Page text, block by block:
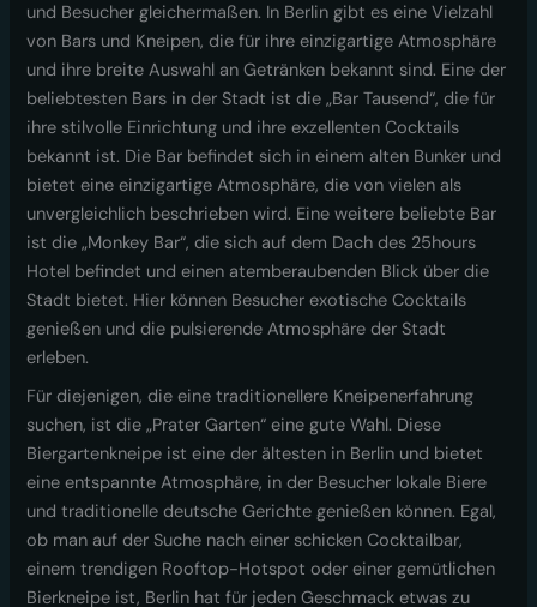
und Besucher gleichermaßen. In Berlin gibt es eine Vielzahl
von Bars und Kneipen, die für ihre einzigartige Atmosphäre
und ihre breite Auswahl an Getränken bekannt sind. Eine der
beliebtesten Bars in der Stadt ist die „Bar Tausend“, die für
ihre stilvolle Einrichtung und ihre exzellenten Cocktails
bekannt ist. Die Bar befindet sich in einem alten Bunker und
bietet eine einzigartige Atmosphäre, die von vielen als
unvergleichlich beschrieben wird. Eine weitere beliebte Bar
ist die „Monkey Bar“, die sich auf dem Dach des 25hours
Hotel befindet und einen atemberaubenden Blick über die
Stadt bietet. Hier können Besucher exotische Cocktails
genießen und die pulsierende Atmosphäre der Stadt
erleben.
Für diejenigen, die eine traditionellere Kneipenerfahrung
suchen, ist die „Prater Garten“ eine gute Wahl. Diese
Biergartenkneipe ist eine der ältesten in Berlin und bietet
eine entspannte Atmosphäre, in der Besucher lokale Biere
und traditionelle deutsche Gerichte genießen können. Egal,
ob man auf der Suche nach einer schicken Cocktailbar,
einem trendigen Rooftop-Hotspot oder einer gemütlichen
Bierkneipe ist, Berlin hat für jeden Geschmack etwas zu